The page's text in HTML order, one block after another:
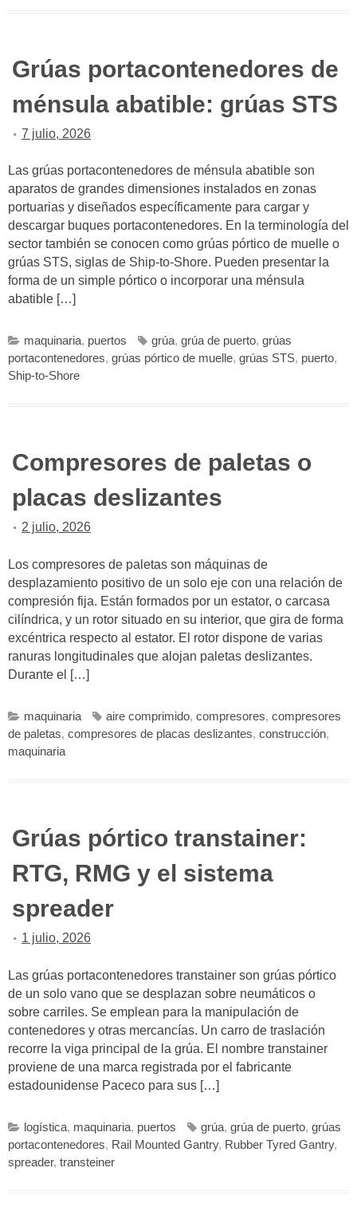
Grúas portacontenedores de
ménsula abatible: grúas STS
7 julio, 2026
Las grúas portacontenedores de ménsula abatible son
aparatos de grandes dimensiones instalados en zonas
portuarias y diseñados específicamente para cargar y
descargar buques portacontenedores. En la terminología del
sector también se conocen como grúas pórtico de muelle o
grúas STS, siglas de Ship-to-Shore. Pueden presentar la
forma de un simple pórtico o incorporar una ménsula
abatible […]
maquinaria, puertos grúa, grúa de puerto, grúas
portacontenedores, grúas pórtico de muelle, grúas STS, puerto,
Ship-to-Shore
Compresores de paletas o
placas deslizantes
2 julio, 2026
Los compresores de paletas son máquinas de
desplazamiento positivo de un solo eje con una relación de
compresión fija. Están formados por un estator, o carcasa
cilíndrica, y un rotor situado en su interior, que gira de forma
excéntrica respecto al estator. El rotor dispone de varias
ranuras longitudinales que alojan paletas deslizantes.
Durante el […]
maquinaria aire comprimido, compresores, compresores
de paletas, compresores de placas deslizantes, construcción,
maquinaria
Grúas pórtico transtainer:
RTG, RMG y el sistema
spreader
1 julio, 2026
Las grúas portacontenedores transtainer son grúas pórtico
de un solo vano que se desplazan sobre neumáticos o
sobre carriles. Se emplean para la manipulación de
contenedores y otras mercancías. Un carro de traslación
recorre la viga principal de la grúa. El nombre transtainer
proviene de una marca registrada por el fabricante
estadounidense Paceco para sus […]
logística, maquinaria, puertos grúa, grúa de puerto, grúas
portacontenedores, Rail Mounted Gantry, Rubber Tyred Gantry,
spreader, transteiner